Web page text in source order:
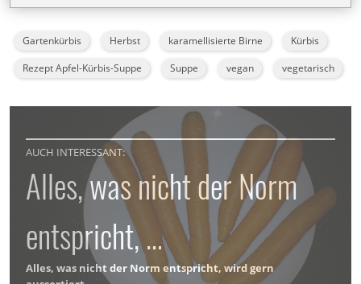
Gartenkürbis Herbst karamellisierte Birne
Kürbis
Rezept Apfel-Kürbis-Suppe
Suppe vegan vegetarisch
AUCH INTERESSANT:
Alles, was nicht der Norm
entspricht, …
Alles, was nicht der Norm entspricht, wird gern